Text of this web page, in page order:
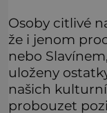
Osoby citlivé
že i jenom
nebo
uloženy
našich
probouzet